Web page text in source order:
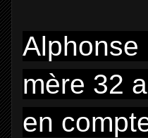
Alphonse
mère 32
en